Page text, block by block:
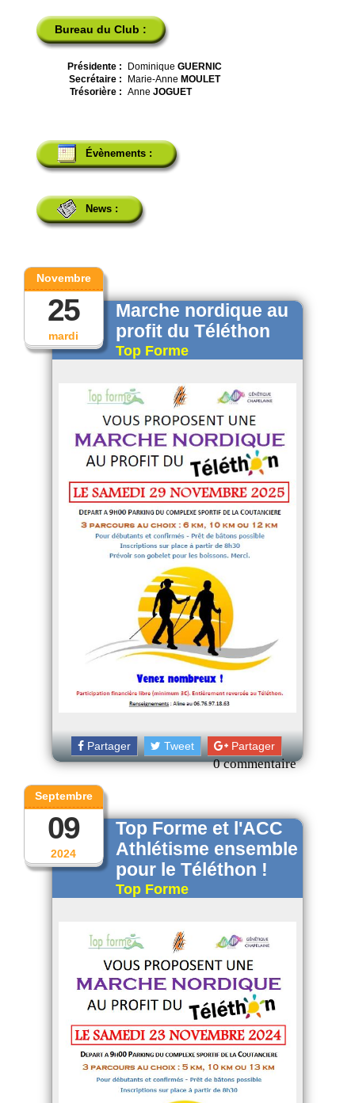
Bureau du Club :
Présidente : Dominique GUERNIC
Secrétaire :
Marie-Anne MOULET
Trésorière :
Anne JOGUET
Évènements :
News :
mardi
Novembre
25
Marche nordique au
profit du Téléthon
Top Forme
Partager Tweet Partager
0 commentaire
2024
Septembre
09
Top Forme et l'ACC
Athlétisme ensemble
pour le Téléthon !
Top Forme